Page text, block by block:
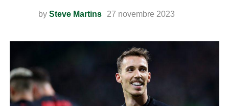
by Steve Martins 27 novembre 2023